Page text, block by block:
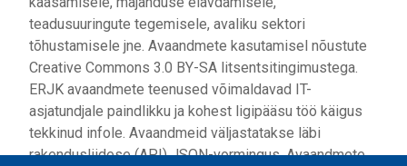
teadusuuringute tegemisele, avaliku sektori
tõhustamisele jne. Avaandmete kasutamisel nõustute
Creative Commons 3.0 BY-SA litsentsitingimustega.
ERJK avaandmete teenused võimaldavad IT-
asjatundjale paindlikku ja kohest ligipääsu töö käigus
tekkinud infole. Avaandmeid väljastatakse läbi
rakendusliidese (API) JSON-vormingus. Avaandmete